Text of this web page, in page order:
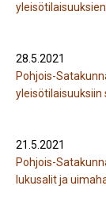
28.5.2021
Pohjois-
yleisötilaisuuksiin
21.5.2021
Pohjois-
lukusalit ja